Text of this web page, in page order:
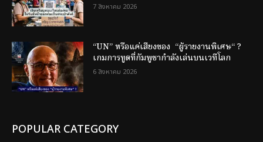
7 สิงหาคม 2026
“UN” หรือแค่เสียงของ “ผู้รายงานพิเศษ“ ?
เกมการทูตที่กัมพูชากำลังเล่นบนเวทีโลก
6 สิงหาคม 2026
POPULAR CATEGORY